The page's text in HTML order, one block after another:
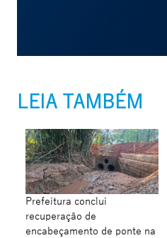
LEIA TAMBÉM
Prefeitura conclui
recuperação de
encabeçamento de ponte na